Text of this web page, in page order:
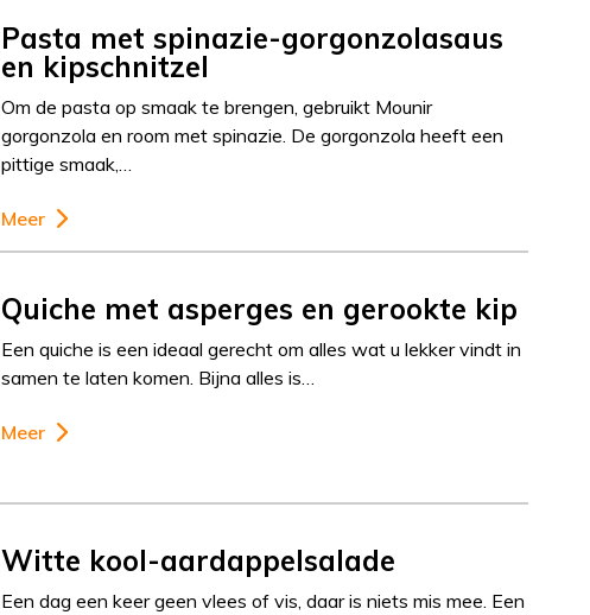
Pasta met spinazie-gorgonzolasaus
en kipschnitzel
Om de pasta op smaak te brengen, gebruikt Mounir
gorgonzola en room met spinazie. De gorgonzola heeft een
pittige smaak,…
Meer
Quiche met asperges en gerookte kip
Een quiche is een ideaal gerecht om alles wat u lekker vindt in
samen te laten komen. Bijna alles is…
Meer
Witte kool-aardappelsalade
Een dag een keer geen vlees of vis, daar is niets mis mee. Een